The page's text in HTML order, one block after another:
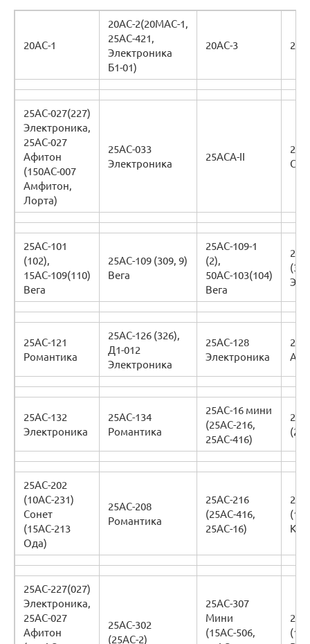
20АС-1
20АС-2(20МАС-1,
25АС-421,
Электроника
Б1-01)
20АС-3
25АС-027(227)
Электроника,
25АС-027
Афитон
(150АС-007
Амфитон,
Лорта)
25АС-033
Электроника
25АСА-II
25АС-101
(102),
15АС-109(110)
Вега
25АС-109 (309, 9)
Вега
25АС-109-1
(2),
50АС-103(104)
Вега
25АС-121
Романтика
25АС-126 (326),
Д1-012
Электроника
25АС-128
Электроника
25АС-132
Электроника
25АС-134
Романтика
25АС-16 мини
(25АС-216,
25АС-416)
25АС-202
(10АС-231)
Сонет
(15АС-213
Ода)
25АС-208
Романтика
25АС-216
(25АС-416,
25АС-16)
25АС-227(027)
Электроника,
25АС-027
Афитон
25АС-302
(25АС-2)
25АС-307
Мини
(15АС-506,